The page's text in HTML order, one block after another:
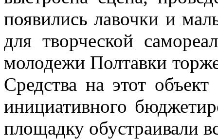
появились лавочки и
для творческой
молодежи Полтавки
Средства на этот
инициативного
площадку обустраивали